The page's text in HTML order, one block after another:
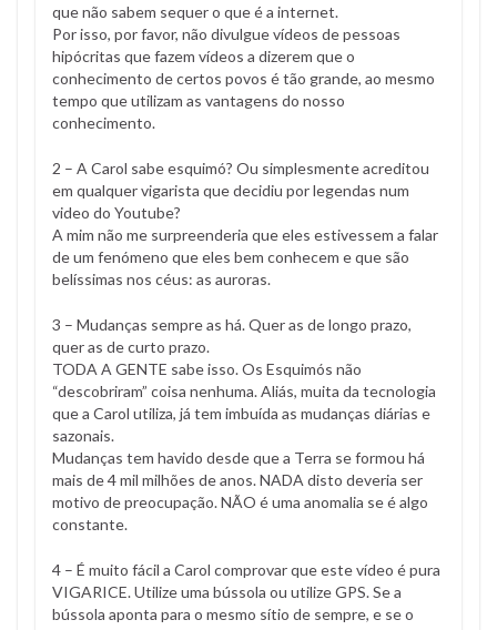
que não sabem sequer o que é a internet.
Por isso, por favor, não divulgue vídeos de pessoas
hipócritas que fazem vídeos a dizerem que o
conhecimento de certos povos é tão grande, ao mesmo
tempo que utilizam as vantagens do nosso
conhecimento.
2 – A Carol sabe esquimó? Ou simplesmente acreditou
em qualquer vigarista que decidiu por legendas num
video do Youtube?
A mim não me surpreenderia que eles estivessem a falar
de um fenómeno que eles bem conhecem e que são
belíssimas nos céus: as auroras.
3 – Mudanças sempre as há. Quer as de longo prazo,
quer as de curto prazo.
TODA A GENTE sabe isso. Os Esquimós não
“descobriram” coisa nenhuma. Aliás, muita da tecnologia
que a Carol utiliza, já tem imbuída as mudanças diárias e
sazonais.
Mudanças tem havido desde que a Terra se formou há
mais de 4 mil milhões de anos. NADA disto deveria ser
motivo de preocupação. NÃO é uma anomalia se é algo
constante.
4 – É muito fácil a Carol comprovar que este vídeo é pura
VIGARICE. Utilize uma bússola ou utilize GPS. Se a
bússola aponta para o mesmo sítio de sempre, e se o